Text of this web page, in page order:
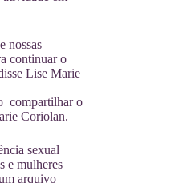
nossas
continuar o
Lise Marie
compartilhar o
Coriolan.
sexual
e mulheres
arquivo